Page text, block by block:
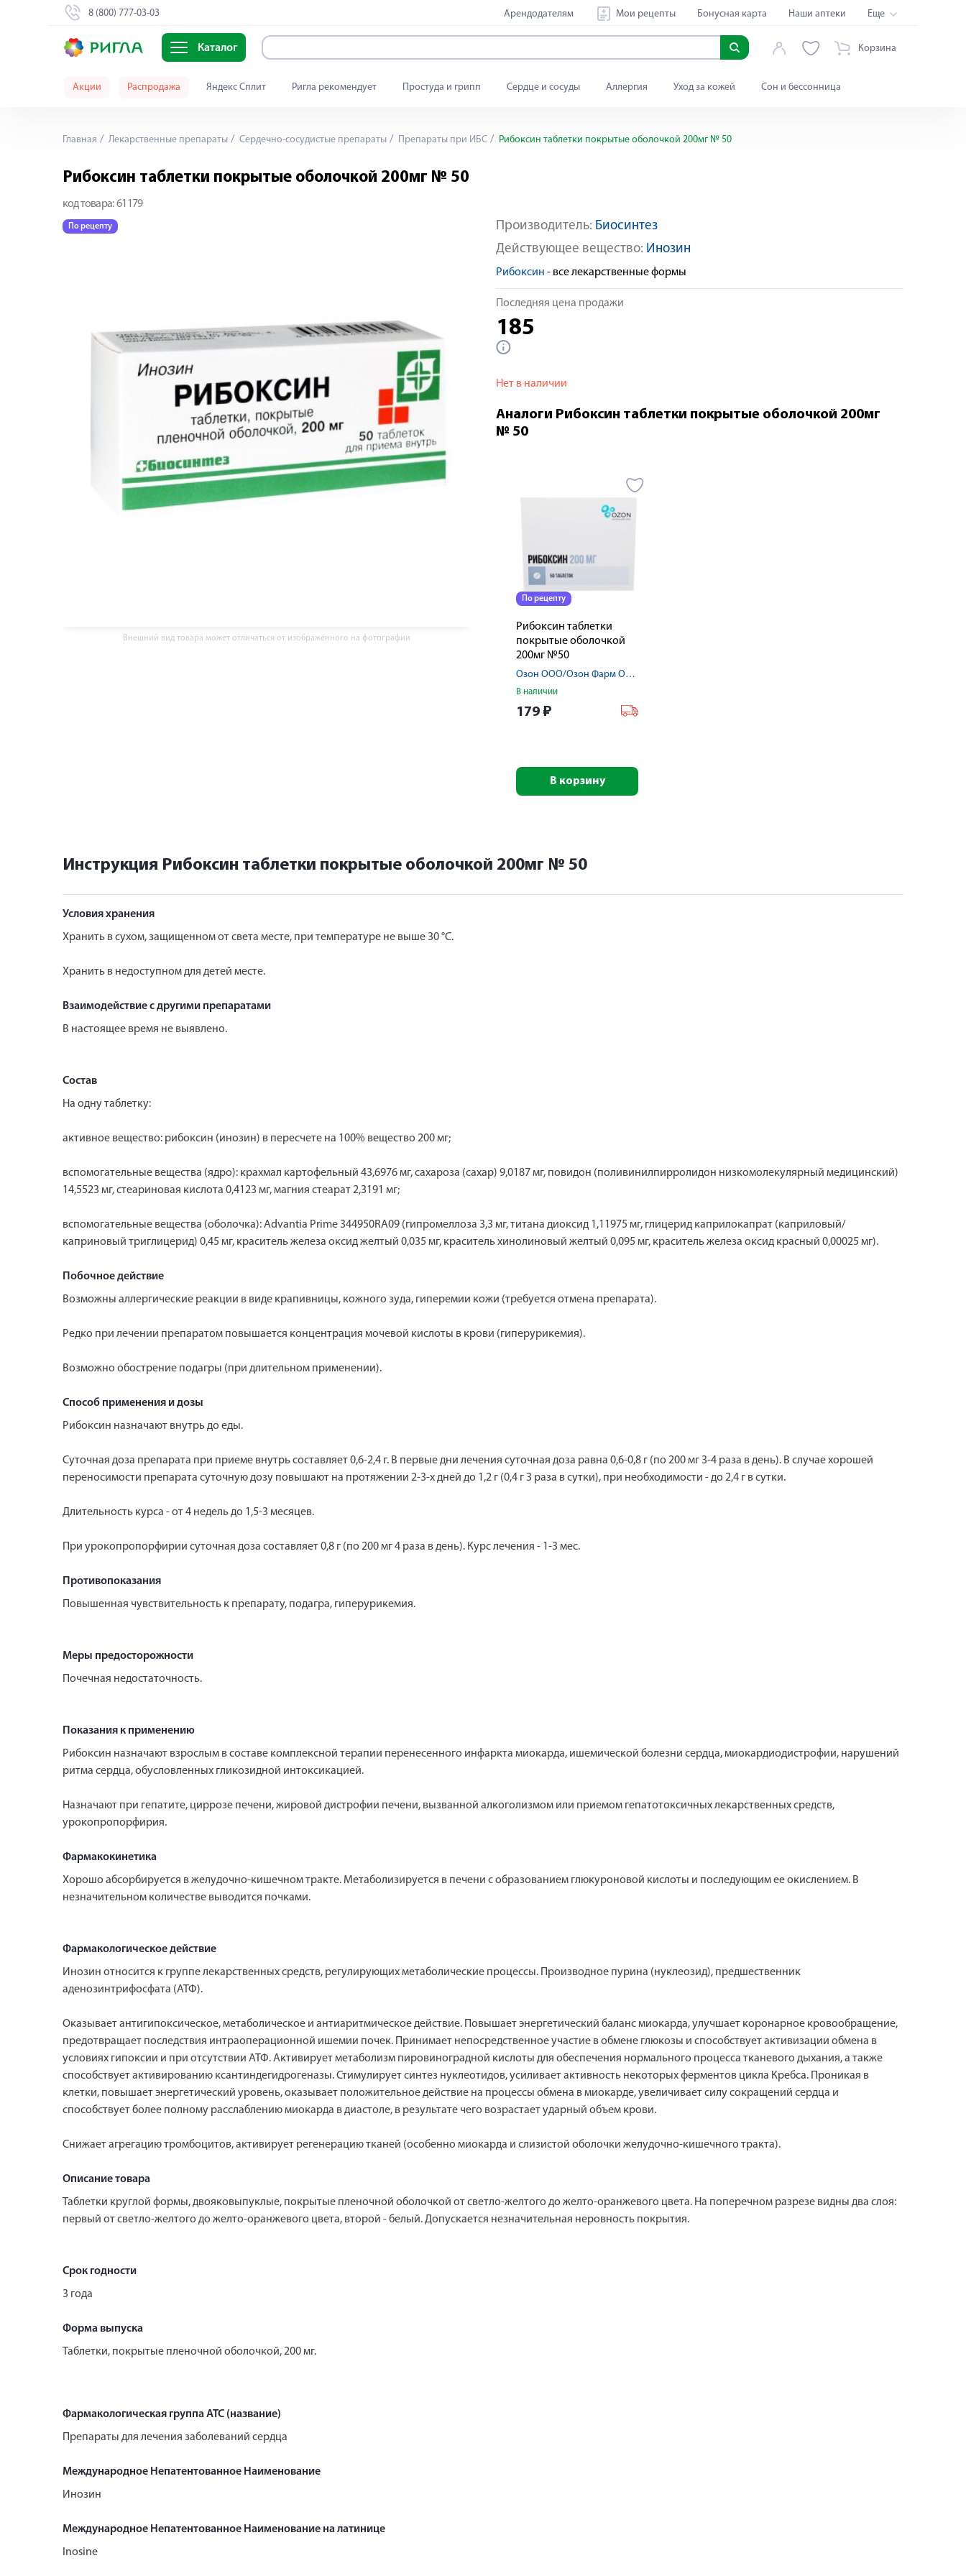
8 (800) 777-03-03 Арендодателям Мои рецепты Бонусная карта Наши аптеки Еще
Каталог Корзина
Акции Распродажа Яндекс Сплит Ригла рекомендует Простуда и грипп Сердце и сосуды Аллергия Уход за кожей Сон и бессонница
Главная Лекарственные препараты Сердечно-сосудистые препараты Препараты при ИБС Рибоксин таблетки покрытые оболочкой 200мг № 50
Рибоксин таблетки покрытые оболочкой 200мг № 50
код товара: 61179
По рецепту
Внешний вид товара может отличаться от изображённого на фотографии
Производитель: Биосинтез
Действующее вещество: Инозин
Рибоксин - все лекарственные формы
Последняя цена продажи
185
Нет в наличии
Аналоги Рибоксин таблетки покрытые оболочкой 200мг
№ 50
По рецепту
Рибоксин таблетки
покрытые оболочкой
200мг №50
Озон ООО/Озон Фарм ООО
В наличии
179 ₽
В корзину
Инструкция Рибоксин таблетки покрытые оболочкой 200мг № 50
Условия хранения
Хранить в сухом, защищенном от света месте, при температуре не выше 30 °С.
Хранить в недоступном для детей месте.
Взаимодействие с другими препаратами
В настоящее время не выявлено.
Состав
На одну таблетку:
активное вещество: рибоксин (инозин) в пе­ресчете на 100% вещество 200 мг;
вспомогательные вещества (ядро): крахмал картофельный 43,6976 мг, сахароза (сахар) 9,0187 мг, повидон (поливинилпирролидон низкомолекулярный медицинский)
14,5523 мг, стеариновая кислота 0,4123 мг, магния стеарат 2,3191 мг;
вспомогательные вещества (оболочка): Advantia Prime 344950RA09 (гипромеллоза 3,3 мг, титана диоксид 1,11975 мг, глицерид каприлокапрат (каприловый/
каприновый триглицерид) 0,45 мг, краситель железа оксид желтый 0,035 мг, краси­тель хинолиновый желтый 0,095 мг, краси­тель железа оксид красный 0,00025 мг).
Побочное действие
Возможны аллергические реакции в виде крапивницы, кожного зуда, гиперемии кожи (требуется отмена препарата).
Редко при лечении препаратом повышается концентрация мочевой кислоты в крови (гиперурикемия).
Возможно обострение подагры (при длительном применении).
Способ применения и дозы
Рибоксин назначают внутрь до еды.
Суточная доза препарата при приеме внутрь составляет 0,6-2,4 г. В первые дни лечения суточная доза равна 0,6-0,8 г (по 200 мг 3-4 раза в день). В случае хорошей
переносимости препарата суточную дозу повышают на протяжении 2-3-х дней до 1,2 г (0,4 г 3 раза в сутки), при необходимости - до 2,4 г в сутки.
Длительность курса - от 4 недель до 1,5-3 месяцев.
При урокопропорфирии суточная доза составляет 0,8 г (по 200 мг 4 раза в день). Курс лечения - 1-3 мес.
Противопоказания
Повышенная чувствительность к препарату, подагра, гиперурикемия.
Меры предосторожности
Почечная недостаточность.
Показания к применению
Рибоксин назначают взрослым в составе комплексной терапии перенесенного инфаркта миокарда, ишемической болезни сердца, миокардиодистрофии, нарушений
ритма сердца, обусловленных гликозидной интоксикацией.
Назначают при гепатите, циррозе печени, жировой дистрофии печени, вызванной алкоголизмом или приемом гепатотоксичных лекарственных средств,
урокопропорфирия.
Фармакокинетика
Хорошо абсорбируется в желудочно-кишечном тракте. Метаболизируется в печени с образованием глюкуроновой кислоты и последующим ее окислением. В
незначительном количестве выводится почками.
Фармакологическое действие
Инозин относится к группе лекарственных средств, регулирующих метаболические процессы. Производное пурина (нуклеозид), предшественник
аденозинтрифосфата (АТФ).
Оказывает антигипоксическое, метаболическое и антиаритмическое действие. Повышает энергетический баланс миокарда, улучшает коронарное кровообращение,
предотвращает последствия интраоперационной ишемии почек. Принимает непосредственное участие в обмене глюкозы и способствует активизации обмена в
условиях гипоксии и при отсутствии АТФ. Активирует метаболизм пировиноградной кислоты для обеспечения нормального процесса тканевого дыхания, а также
способствует активированию ксантиндегидрогеназы. Стимулирует синтез нуклеотидов, усиливает активность некоторых ферментов цикла Кребса. Проникая в
клетки, повышает энергетический уровень, оказывает положительное действие на процессы обмена в миокарде, увеличивает силу сокращений сердца и
способствует более полному расслаблению миокарда в диастоле, в результате чего возрастает ударный объем крови.
Снижает агрегацию тромбоцитов, активирует регенерацию тканей (особенно миокарда и слизистой оболочки желудочно-кишечного тракта).
Описание товара
Таблетки круглой формы, двояко­выпуклые, покрытые пленочной оболочкой от светло-желтого до желто-оранжевого цвета. На поперечном разрезе видны два слоя:
первый от светло-желтого до желто­-оранжевого цвета, второй - белый. Допускает­ся незначительная неровность покрытия.
Срок годности
3 года
Форма выпуска
Таблетки, покрытые пленочной оболочкой, 200 мг.
Фармакологическая группа АТС (название)
Препараты для лечения заболеваний сердца
Международное Непатентованное Наименование
Инозин
Международное Непатентованное Наименование на латинице
Inosine